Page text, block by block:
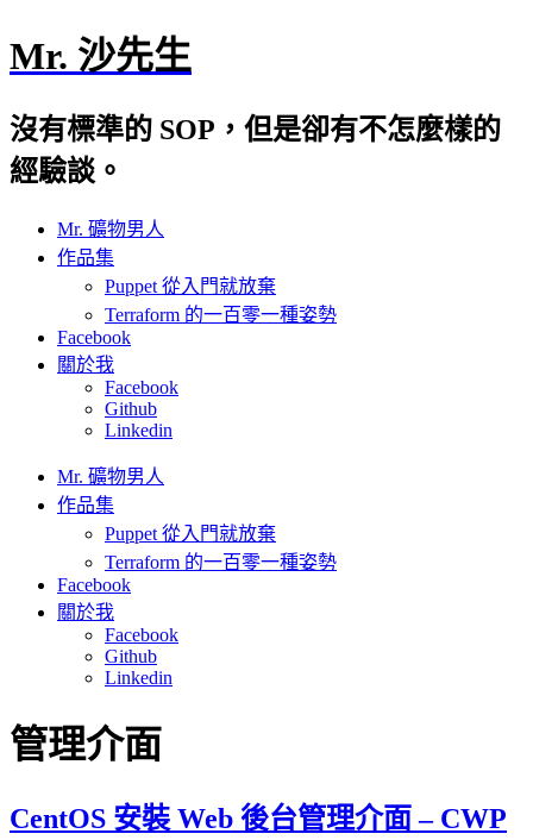
Mr. 沙先生
沒有標準的 SOP，但是卻有不怎麼樣的
經驗談。
Mr. 礦物男人
作品集
Puppet 從入門就放棄
Terraform 的一百零一種姿勢
Facebook
關於我
Facebook
Github
Linkedin
Mr. 礦物男人
作品集
Puppet 從入門就放棄
Terraform 的一百零一種姿勢
Facebook
關於我
Facebook
Github
Linkedin
管理介面
CentOS 安裝 Web 後台管理介面 – CWP